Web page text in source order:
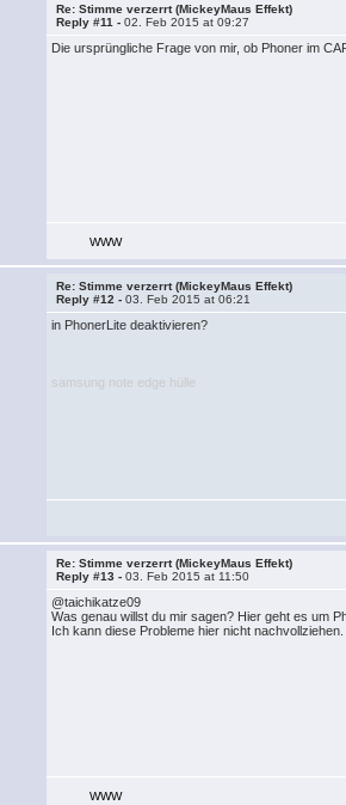
Re: Stimme verzerrt (MickeyMaus Effekt)
Reply #11 -02. Feb 2015 at 09:27
Die ursprüngliche Frage von mir, ob Phoner im
WWW
Re: Stimme verzerrt (MickeyMaus Effekt)
Reply #12 -03. Feb 2015 at 06:21
in PhonerLite deaktivieren?
samsung note edge hülle
Re: Stimme verzerrt (MickeyMaus Effekt)
Reply #13 -03. Feb 2015 at 11:50
@taichikatze09
Was genau willst du mir sagen? Hier geht es um
Ich kann diese Probleme hier nicht
WWW